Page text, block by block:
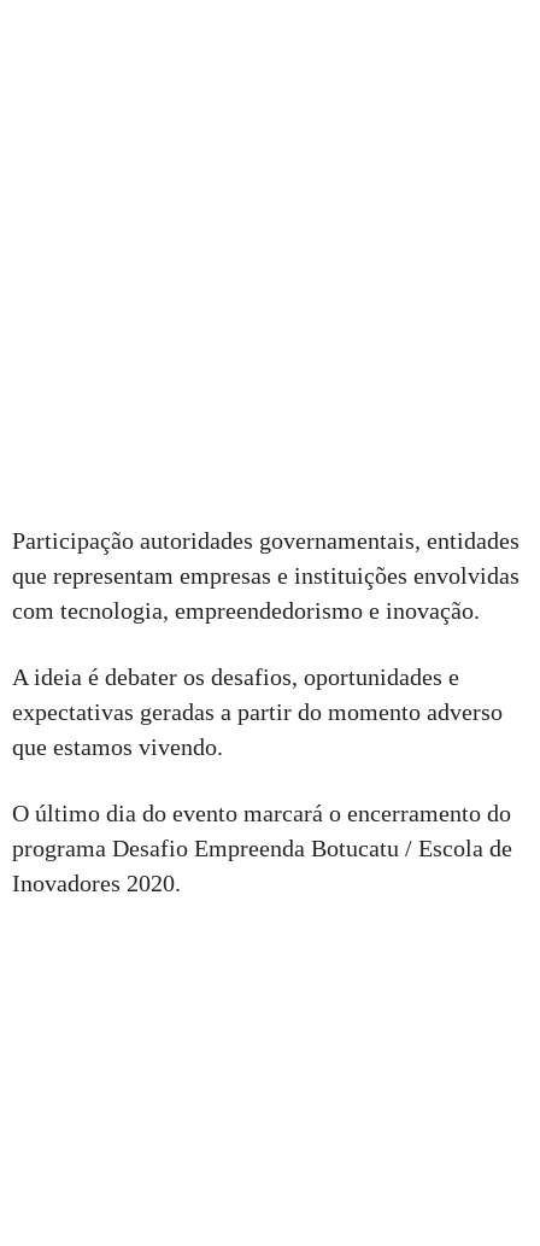
Participação autoridades governamentais, entidades
que representam empresas e instituições envolvidas
com tecnologia, empreendedorismo e inovação.
A ideia é debater os desafios, oportunidades e
expectativas geradas a partir do momento adverso
que estamos vivendo.
O último dia do evento marcará o encerramento do
programa Desafio Empreenda Botucatu / Escola de
Inovadores 2020.